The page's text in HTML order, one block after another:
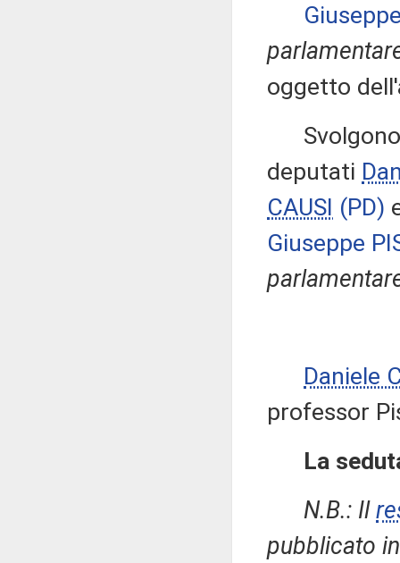
oggetto
Svolgono
deputati
CAUSI (PD)
Giuseppe
Daniele
professor
La
N.B.: Il
pubblicato